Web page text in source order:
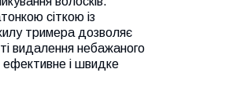
сіткою із
тримера дозволяє
видалення небажаного
ефективне і швидке